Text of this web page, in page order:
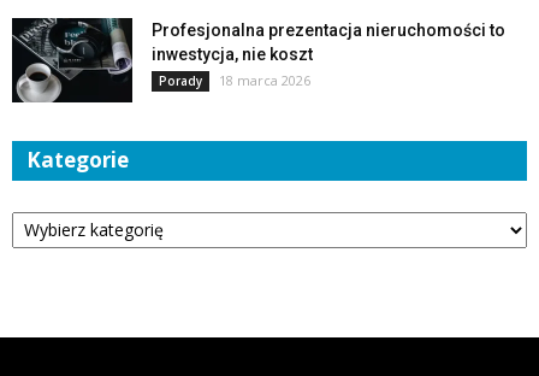
Profesjonalna prezentacja nieruchomości to
inwestycja, nie koszt
Porady 18 marca 2026
Kategorie
Kategorie